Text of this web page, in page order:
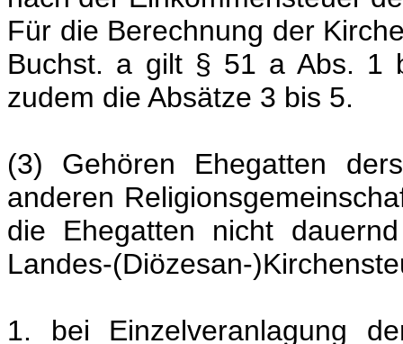
Für die Berechnung der
Buchst. a gilt § 51 a Abs. 1
zudem die Absätze 3 bis 5.
(3) Gehören Ehegatten
anderen
die Ehegatten nicht
Landes-(Diözesan-
1. bei Einzelveranlagung